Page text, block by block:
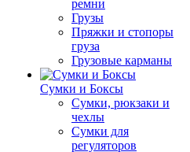
ремни
Грузы
Пряжки и стопоры
груза
Грузовые карманы
Сумки и Боксы
Сумки, рюкзаки и
чехлы
Сумки для
регуляторов